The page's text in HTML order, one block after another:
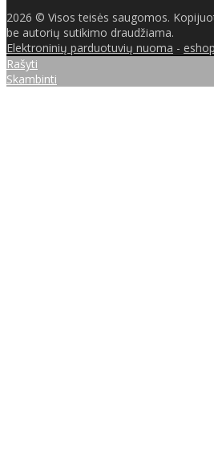
2026 © Visos teisės saugomos.
be autorių sutikimo draudžiama.
Elektroninių parduotuvių nuoma -
Rašyti
Skambinti